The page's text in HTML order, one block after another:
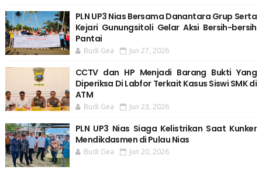
PLN UP3 Nias Bersama Danantara Grup Serta
Kejari Gunungsitoli Gelar Aksi Bersih-bersih
Pantai
Budi Gea Jun 27, 2026
CCTV dan HP Menjadi Barang Bukti Yang
Diperiksa Di Labfor Terkait Kasus Siswi SMK di
ATM
Budi Gea Jun 23, 2026
PLN UP3 Nias Siaga Kelistrikan Saat Kunker
Mendikdasmen di Pulau Nias
Budi Gea Jun 20, 2026